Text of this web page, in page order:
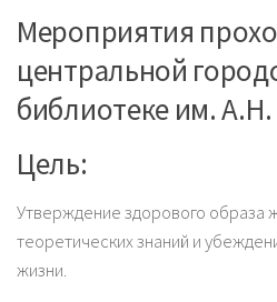
Мероприятия
центральной
библиотеке им.
Цель:
Утверждение здорового образа
теоретических знаний и
жизни.